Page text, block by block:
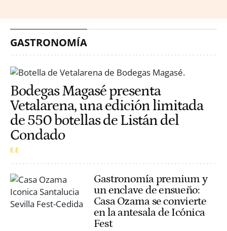
GASTRONOMÍA
Bodegas Magasé presenta
Vetalarena, una edición limitada
de 550 botellas de Listán del
Condado
E.E
Gastronomía premium y
un enclave de ensueño:
Casa Ozama se convierte
en la antesala de Icónica
Fest